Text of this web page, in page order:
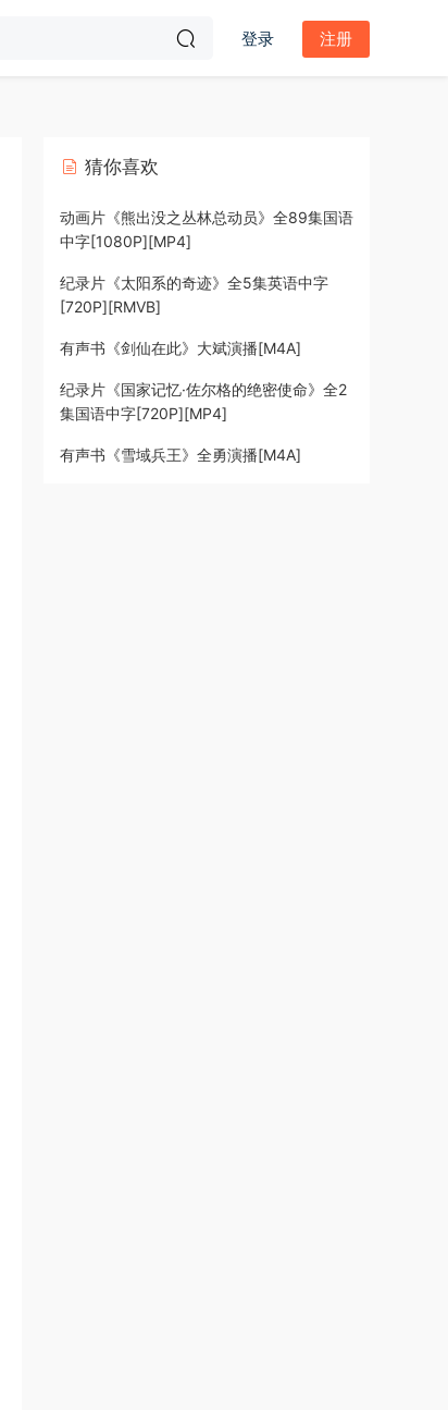
登录 注册
猜你喜欢
动画片《熊出没之丛林总动员》全89集国语
中字[1080P][MP4]
纪录片《太阳系的奇迹》全5集英语中字
[720P][RMVB]
有声书《剑仙在此》大斌演播[M4A]
纪录片《国家记忆·佐尔格的绝密使命》全2
集国语中字[720P][MP4]
有声书《雪域兵王》全勇演播[M4A]